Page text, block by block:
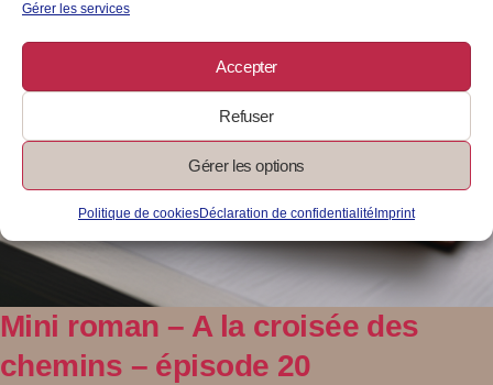
Gérer les services
Accepter
Refuser
Gérer les options
Politique de cookiesDéclaration de confidentialité Imprint
Mini roman – A la croisée des
chemins – épisode 20